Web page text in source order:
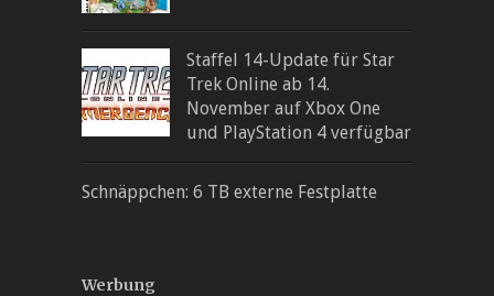
Staffel 14-Update für Star
Trek Online ab 14.
November auf Xbox One
und PlayStation 4 verfügbar
Schnäppchen: 6 TB externe Festplatte
Werbung